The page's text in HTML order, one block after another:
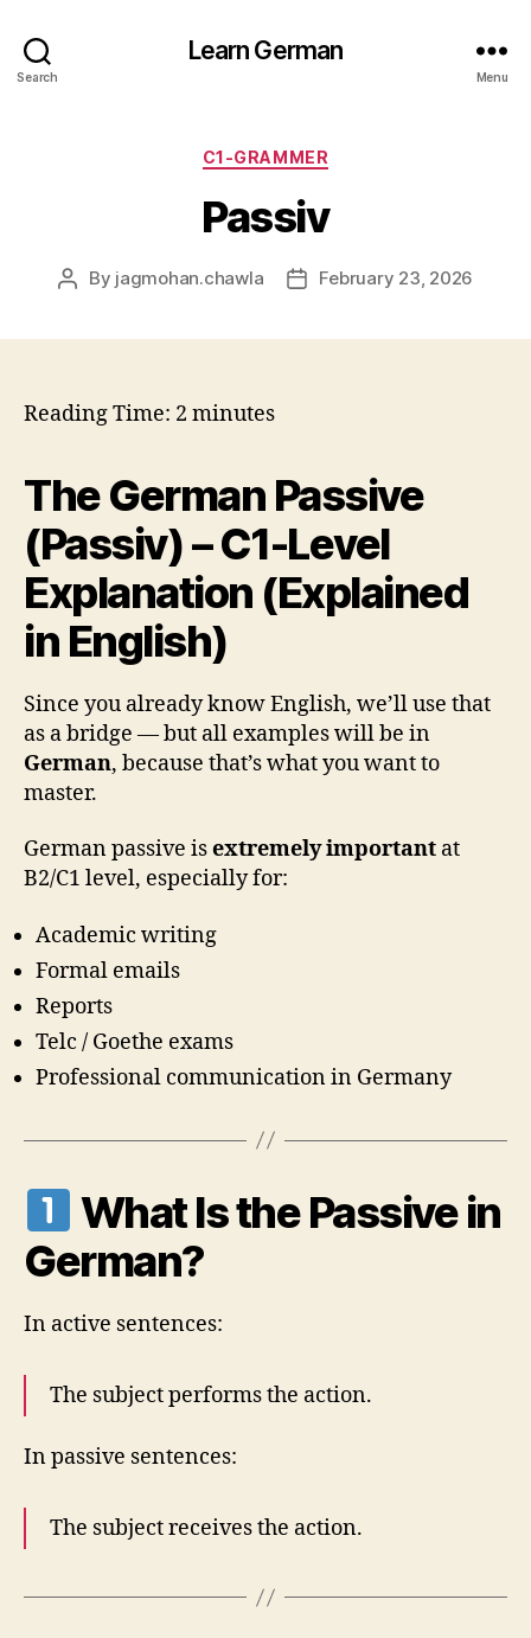
Search
Learn German
Menu
Categories
C1-GRAMMER
Passiv
Post
By jagmohan.chawla
PostFebruary 23, 2026
Reading Time: 2 minutes
The German Passive
(Passiv) – C1-Level
Explanation (Explained
in English)
Since you already know English, we’ll use that
as a bridge — but all examples will be in
German, because that’s what you want to
master.
German passive isextremely important at
B2/C1 level, especially for:
Academic writing
Formal emails
Reports
Telc / Goethe exams
Professional communication in Germany
What Is the Passive in
German?
In active sentences:
The subject performs the action.
In passive sentences:
The subject receives the action.